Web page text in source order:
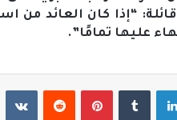
قائلة: “إذا كان العائد
عليها تمامًا”.
لينكدإن بينتيريست